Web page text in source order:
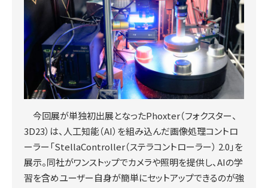
今回展が単独初出展となったPhoxter（フォクスター、
3D23）は、人工知能（AI）を組み込んだ画像処理コントロ
ーラー「StellaController（ステラコントローラー） 2.0」を
展示。同社がワンストップでカメラや照明を提供し、AIの学
習を含めユーザー自身が簡単にセットアップできるのが強